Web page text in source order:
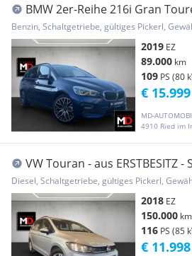
BMW 2er-Reihe 216i Gran
Traumzustand - Garantie ...
Benzin, Schaltgetriebe, gültiges Pickerl,
2019 EZ
89.000 km
109 PS (80
MD-
4910 Ried im
€ 15.999
VW Touran - aus ERSTBESITZ -
ab 85 Euro
Diesel, Schaltgetriebe, gültiges Pickerl,
2018 EZ
150.000 km
116 PS (85
€ 11.998